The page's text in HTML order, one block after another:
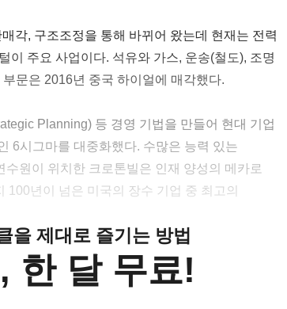
각, 구조조정을 통해 바뀌어 왔는데 현재는 전력
이 주요 사업이다. 석유와 가스, 운송(철도), 조명
문은 2016년 중국 하이얼에 매각했다.
Planning) 등 경영 기법을 만들어 현대 기업
6시그마를 대중화했다. 수많은 능력 있는
원이 위치한 크로톤빌은 인재 양성의 메카로
100년이 넘은 미국의 장수 기업 중 최고의
을 제대로 즐기는 방법
한 달 무료!